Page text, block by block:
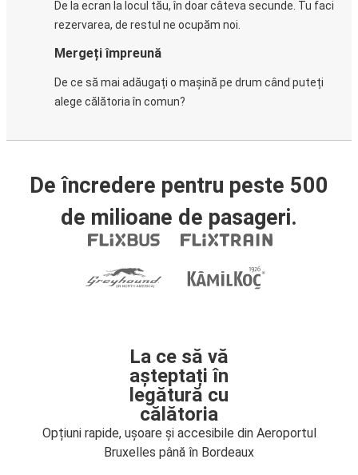
De la ecran la locul tău, în doar câteva secunde. Tu faci
rezervarea, de restul ne ocupăm noi.
Mergeți împreună
De ce să mai adăugați o mașină pe drum când puteți
alege călătoria în comun?
De încredere pentru peste 500
de milioane de pasageri.
La ce să vă
așteptați în
legătură cu
călătoria
Opțiuni rapide, ușoare și accesibile din Aeroportul
Bruxelles până în Bordeaux